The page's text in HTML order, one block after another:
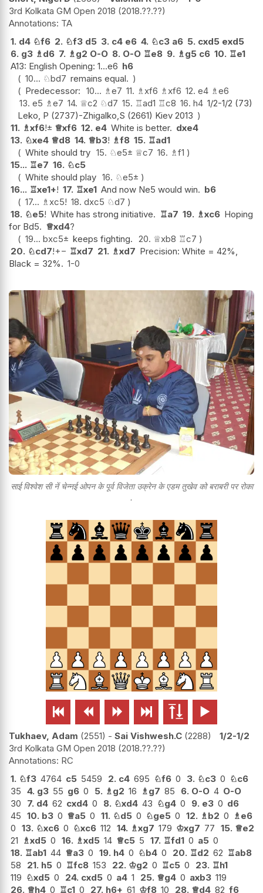
3rd Kolkata GM Open 2018 2018.??.??
TA
1. d4 ♘f6 2. ♘f3 d5 3. c4 e6 4. ♘c3 a6 5. cxd5 exd5
6. g3 ♗d6 7. ♗g2 O-O 8. O-O ♖e8 9. ♗g5 c6 10. ♖e1
A13: English Opening: 1...e6 h6
10... ♘bd7 remains equal.
Predecessor: 10... ♗e7 11. ♗xf6 ♗xf6 12. e4 ♗e6
13. e5 ♗e7 14. ♕c2 ♘d7 15. ♖ad1 ♖c8 16. h4 1/2-1/2 (73)
Leko, P (2737)-Zhigalko,S (2661) Kiev 2013
11. ♗xf6!± ♕xf6 12. e4 White is better. dxe4
13. ♘xe4 ♕d8 14. ♕b3! ♗f8 15. ♖ad1
White should try 15. ♘e5± ♕c7 16. ♗f1
15... ♖e7 16. ♘c5
White should play 16. ♘e5±
16... ♖xe1+! 17. ♖xe1 And now Ne5 would win. b6
17... ♗xc5! 18. dxc5 ♘d7
18. ♘e5! White has strong initiative. ♖a7 19. ♗xc6 Hoping
for Bd5. ♕xd4?
19... bxc5± keeps fighting. 20. ♕xb8 ♖c7
20. ♘cd7!+− ♖xd7 21. ♗xd7 Precision: White = 42%,
Black = 32%. 1-0
साई विश्वेश सी नें चेन्नई ओपन के पूर्व विजेता उक्रेन के एडम तुखेव को बराबरी पर रोका
.
     
Tukhaev, Adam 2551 - Sai Vishwesh.C 2288
1/2-1/2
3rd Kolkata GM Open 2018 2018.??.??
RC
1. ♘f3 4764 c5 5459 2. c4 695 ♘f6 0 3. ♘c3 0 ♘c6
35 4. g3 55 g6 0 5. ♗g2 16 ♗g7 85 6. O-O 4 O-O
30
7. d4 62 cxd4 0 8. ♘xd4 43 ♘g4 0 9. e3 0 d6
45 10. b3 0 ♕a5 0 11. ♘d5 0 ♘ge5 0 12. ♗b2 0 ♗e6
0 13. ♘xc6 0 ♘xc6 112 14. ♗xg7 179 ♔xg7 77 15. ♕e2
21 ♗xd5 0 16. ♗xd5 14 ♕c5 5 17. ♖fd1 0 a5 0
18. ♖ab1 44 ♕a3 0 19. h4 0 ♘b4 0 20. ♖d2 62 ♖ab8
58
21. h5 0 ♖fc8 153 22. ♔g2 0 ♖c5 0 23. ♖h1
119 ♘xd5 0 24. cxd5 0 a4 1 25. ♕g4 0 axb3 119
26. ♕h4 0 ♖c1 0 27. h6+ 61 ♔f8 10 28. ♕d4 82 f6